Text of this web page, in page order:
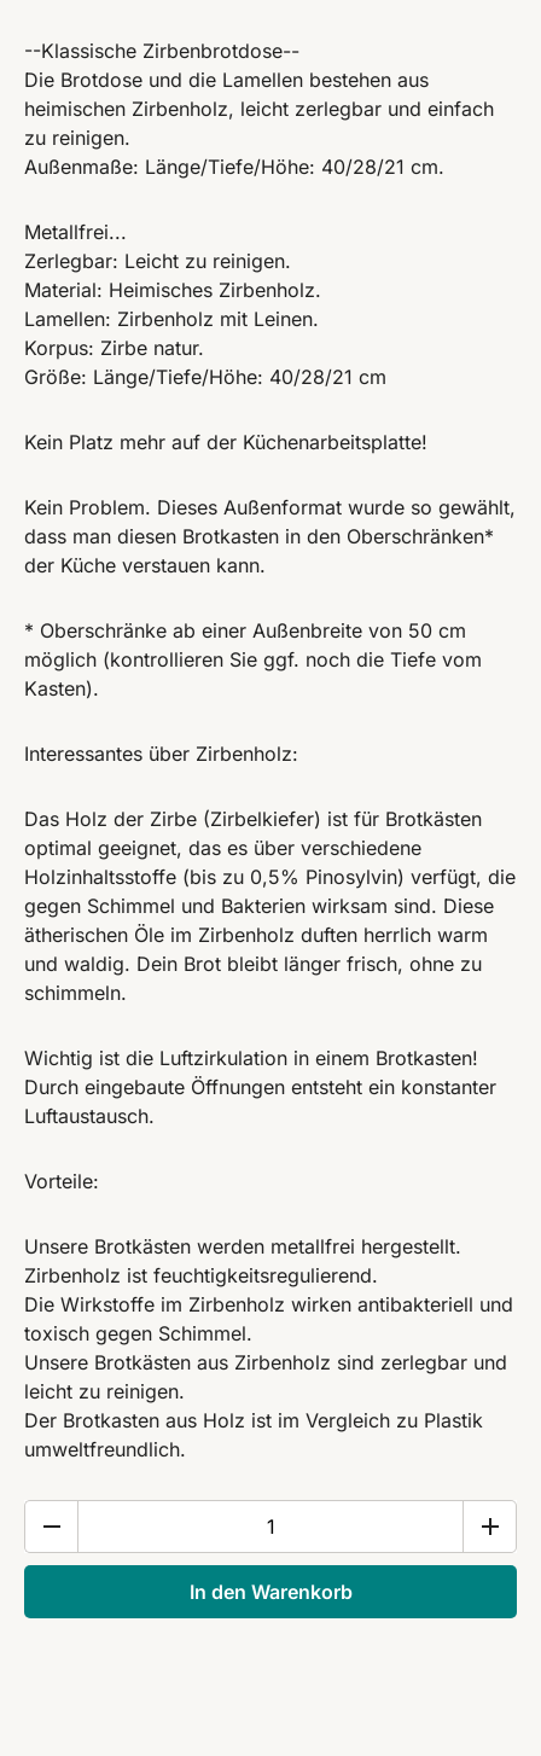
--Klassische Zirbenbrotdose--
Die Brotdose und die Lamellen bestehen aus
heimischen Zirbenholz, leicht zerlegbar und einfach
zu reinigen.
Außenmaße: Länge/Tiefe/Höhe: 40/28/21 cm.
Metallfrei...
Zerlegbar: Leicht zu reinigen.
Material: Heimisches Zirbenholz.
Lamellen: Zirbenholz mit Leinen.
Korpus: Zirbe natur.
Größe: Länge/Tiefe/Höhe: 40/28/21 cm
Kein Platz mehr auf der Küchenarbeitsplatte!
Kein Problem. Dieses Außenformat wurde so gewählt,
dass man diesen Brotkasten in den Oberschränken*
der Küche verstauen kann.
* Oberschränke ab einer Außenbreite von 50 cm
möglich (kontrollieren Sie ggf. noch die Tiefe vom
Kasten).
Interessantes über Zirbenholz:
Das Holz der Zirbe (Zirbelkiefer) ist für Brotkästen
optimal geeignet, das es über verschiedene
Holzinhaltsstoffe (bis zu 0,5% Pinosylvin) verfügt, die
gegen Schimmel und Bakterien wirksam sind. Diese
ätherischen Öle im Zirbenholz duften herrlich warm
und waldig. Dein Brot bleibt länger frisch, ohne zu
schimmeln.
Wichtig ist die Luftzirkulation in einem Brotkasten!
Durch eingebaute Öffnungen entsteht ein konstanter
Luftaustausch.
Vorteile:
Unsere Brotkästen werden metallfrei hergestellt.
Zirbenholz ist feuchtigkeitsregulierend.
Die Wirkstoffe im Zirbenholz wirken antibakteriell und
toxisch gegen Schimmel.
Unsere Brotkästen aus Zirbenholz sind zerlegbar und
leicht zu reinigen.
Der Brotkasten aus Holz ist im Vergleich zu Plastik
umweltfreundlich.
Menge
In den Warenkorb